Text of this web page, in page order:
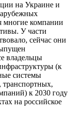
на Украине и
многие компании
У части
сейчас они
владельцы
(к
системы
транспортных,
к 2030 году
на российское